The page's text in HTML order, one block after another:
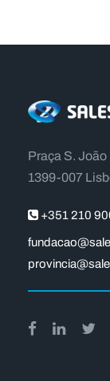
Praça S.
1399-007
+351 210